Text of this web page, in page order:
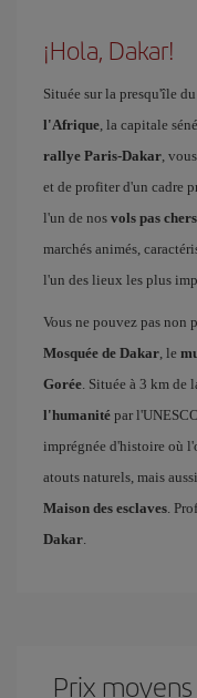
¡Hola, Dakar!
Située sur la presqu'île
l'Afrique, la capitale
rallye Paris-Dakar,
et de profiter d'un cadre
l'un de nos vols pas
marchés animés,
l'un des lieux les plus
Vous ne pouvez pas non
Mosquée de Dakar, le
Gorée. Située à 3 km de
l'humanité par
imprégnée d'histoire où
atouts naturels, mais
Maison des esclaves.
Dakar.
Prix